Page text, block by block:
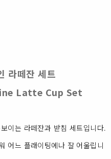
라떼잔 세트
Latte Cup Set
이는 라떼잔과 받침 세트입니다.
어느 플래이팅에나 잘 어울립니